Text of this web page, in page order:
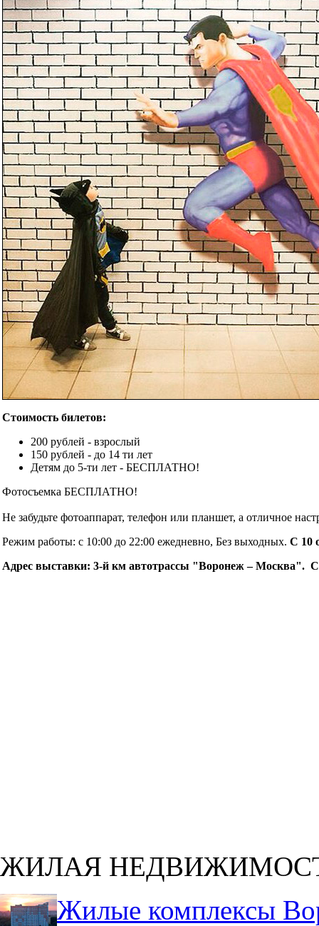
Стоимость билетов:
200 рублей - взрослый
150 рублей - до 14 ти лет
Детям до 5-ти лет - БЕСПЛАТНО!
Фотосъемка БЕСПЛАТНО!
Не забудьте фотоаппарат, телефон или планшет, а отличное
Режим работы: с 10:00 до 22:00 ежедневно, Без выходных. C 10
Адрес выставки: 3-й км автотрассы "Воронеж – Москва".
ЖИЛАЯ
Жилые комплексы